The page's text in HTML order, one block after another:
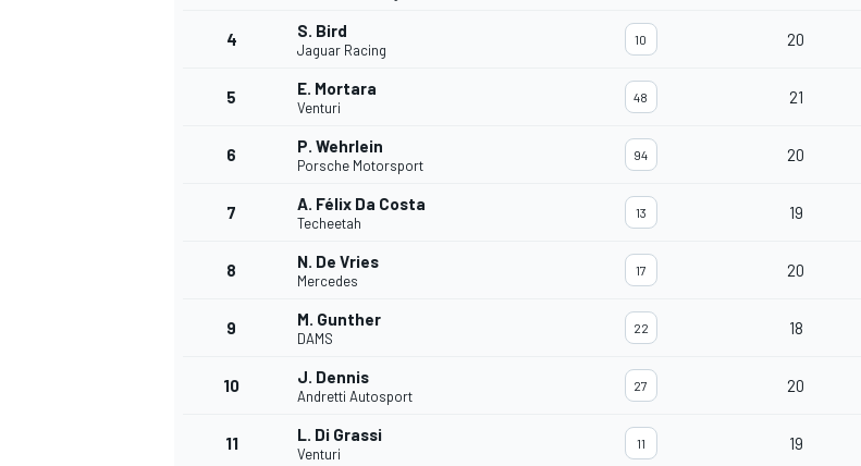
4 S. Bird
Jaguar Racing
10 20
5 E. Mortara
Venturi
48 21
6 P. Wehrlein
Porsche Motorsport
94 20
7 A. Félix Da Costa
Techeetah
13 19
8 N. De Vries
Mercedes
17 20
9 M. Gunther
DAMS
22 18
10 J. Dennis
Andretti Autosport
27 20
11 L. Di Grassi
Venturi
11 19